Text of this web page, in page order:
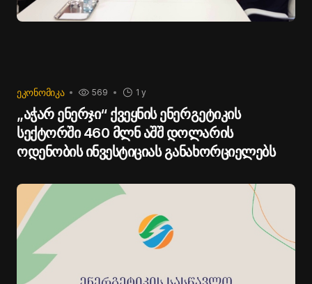
ᲔᲙᲝᲜᲝᲛᲘᲙᲐ 1 y
569
„აჭარ ენერჯი“ ქვეყნის ენერგეტიკის
სექტორში 460 მლნ აშშ დოლარის
ოდენობის ინვესტიციას განახორციელებს